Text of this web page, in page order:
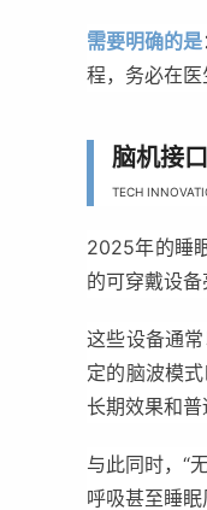
需要明确的是
程，务必在医
脑机接
TECH
2025年的睡
的可穿戴设备
这些设备通
定的脑波模
长期效果和
与此同时，“
呼吸甚至睡